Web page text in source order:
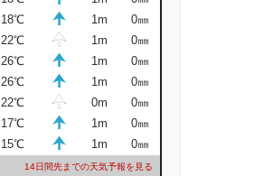
18℃ 1m
0㎜
22℃ 1m
0㎜
26℃ 1m
0㎜
26℃ 1m
0㎜
22℃ 0m
0㎜
17℃ 1m
0㎜
15℃ 1m 0㎜
14日間先までの天気予報を見る